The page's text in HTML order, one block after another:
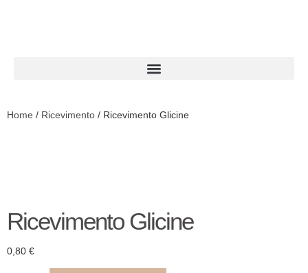
Home / Ricevimento / Ricevimento Glicine
Ricevimento Glicine
0,80 €